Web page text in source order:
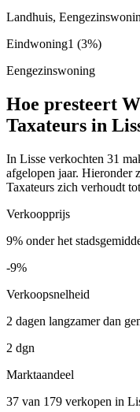
Landhuis,
Eindwoning1 (3%)
Eengezinswoning
Hoe presteert
Taxateurs in
In Lisse verkochten 31
afgelopen jaar. Hieronder
Taxateurs zich verhoudt
Verkoopprijs
9% onder het
-9%
Verkoopsnelheid
2 dagen langzamer dan
2 dgn
Marktaandeel
37 van 179 verkopen in